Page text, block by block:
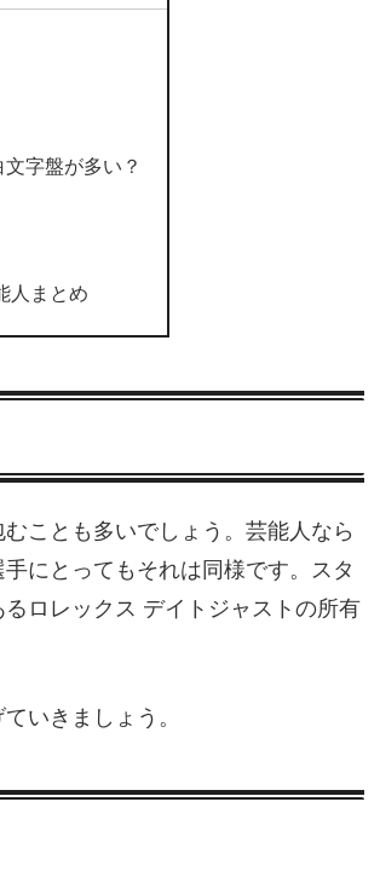
字盤が多い？
人まとめ
ことも多いでしょう。芸能人なら
にとってもそれは同様です。スタ
ロレックス デイトジャストの所有
いきましょう。